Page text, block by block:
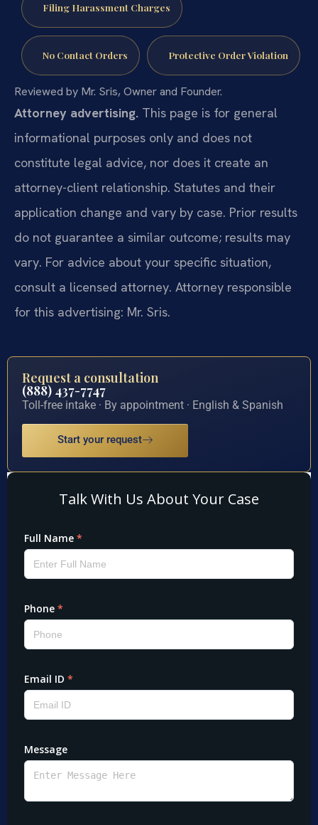
Filing Harassment Charges
No Contact Orders Protective Order Violation
Reviewed by Mr. Sris, Owner and Founder.
Attorney advertising. This page is for general
informational purposes only and does not
constitute legal advice, nor does it create an
attorney-client relationship. Statutes and their
application change and vary by case. Prior results
do not guarantee a similar outcome; results may
vary. For advice about your specific situation,
consult a licensed attorney. Attorney responsible
for this advertising: Mr. Sris.
Request a consultation
(888) 437-7747
Toll-free intake · By appointment · English & Spanish
Start your request